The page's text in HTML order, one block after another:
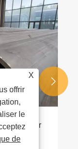
en acier
?

X
offrir
le
de